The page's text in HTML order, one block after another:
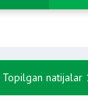
Topilgan natijalar